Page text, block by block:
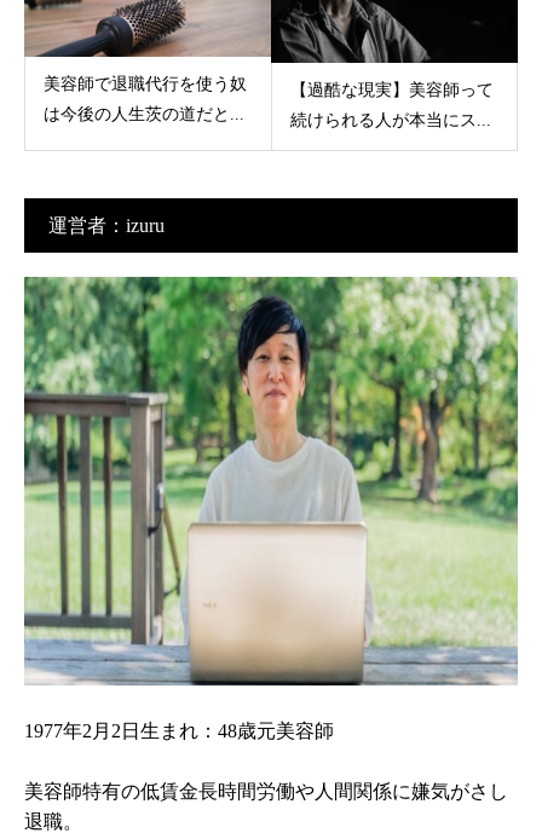
美容師で退職代行を使う奴
は今後の人生茨の道だと...
【過酷な現実】美容師って
続けられる人が本当にス...
運営者：izuru
1977年2月2日生まれ：48歳元美容師
美容師特有の低賃金長時間労働や人間関係に嫌気がさし
退職。